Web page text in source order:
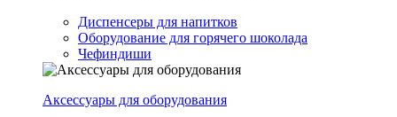
Диспенсеры для напитков
Оборудование для горячего шоколада
Чефиндиши
Аксессуары для оборудования